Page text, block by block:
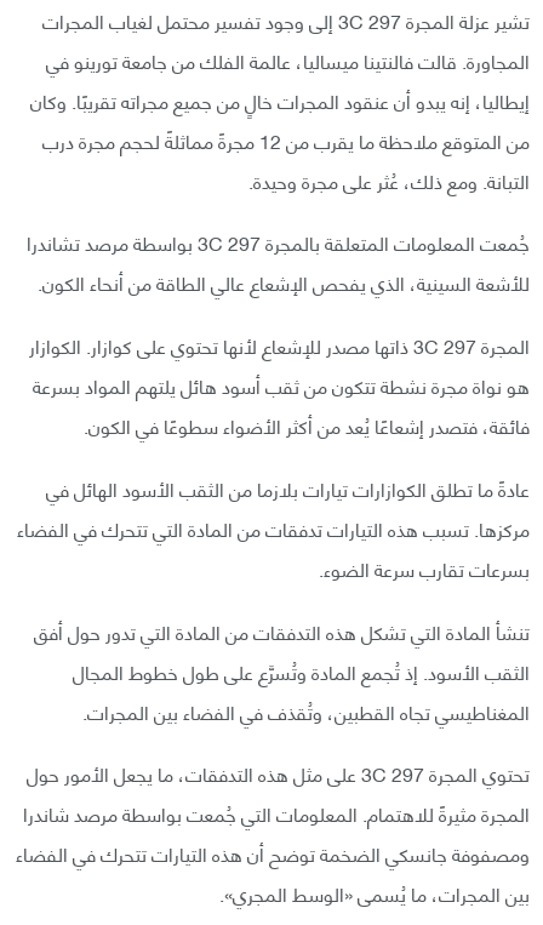
تشير عزلة المجرة 3C 297 إلى وجود تفسير محتمل لغياب المجرات
المجاورة. قالت فالنتينا ميساليا، عالمة الفلك من جامعة تورينو في
إيطاليا، إنه يبدو أن عنقود المجرات خالٍ من جميع مجراته تقريبًا. وكان
من المتوقع ملاحظة ما يقرب من 12 مجرةً مماثلةً لحجم مجرة درب
التبانة. ومع ذلك، عُثر على مجرة وحيدة.
جُمعت المعلومات المتعلقة بالمجرة 3C 297 بواسطة مرصد تشاندرا
للأشعة السينية، الذي يفحص الإشعاع عالي الطاقة من أنحاء الكون.
المجرة 3C 297 ذاتها مصدر للإشعاع لأنها تحتوي على كوازار. الكوازار
هو نواة مجرة نشطة تتكون من ثقب أسود هائل يلتهم المواد بسرعة
فائقة، فتصدر إشعاعًا يُعد من أكثر الأضواء سطوعًا في الكون.
عادةً ما تطلق الكوازارات تيارات بلازما من الثقب الأسود الهائل في
مركزها. تسبب هذه التيارات تدفقات من المادة التي تتحرك في الفضاء
بسرعات تقارب سرعة الضوء.
تنشأ المادة التي تشكل هذه التدفقات من المادة التي تدور حول أفق
الثقب الأسود. إذ تُجمع المادة وتُسرَّع على طول خطوط المجال
المغناطيسي تجاه القطبين، وتُقذف في الفضاء بين المجرات.
تحتوي المجرة 3C 297 على مثل هذه التدفقات، ما يجعل الأمور حول
المجرة مثيرةً للاهتمام. المعلومات التي جُمعت بواسطة مرصد شاندرا
ومصفوفة جانسكي الضخمة توضح أن هذه التيارات تتحرك في الفضاء
بين المجرات، ما يُسمى «الوسط المجري».